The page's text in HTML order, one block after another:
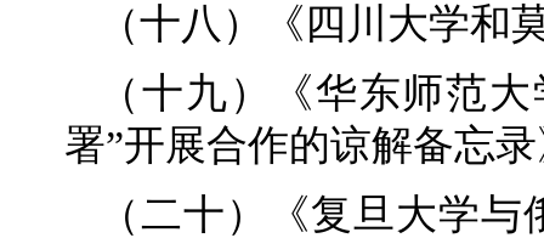
（十八）《四川大学和
（十九）《华东师范
署”开展合作的谅解备忘
（二十）《复旦大学